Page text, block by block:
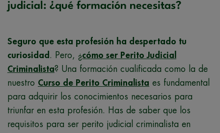
judicial: ¿qué formación necesitas?
Seguro que esta profesión ha despertado tu
curiosidad . Pero, ¿cómo ser Perito Judicial
Criminalista? Una formación cualificada como la de
nuestro Curso de Perito Criminalista es fundamental
para adquirir los conocimientos necesarios para
triunfar en esta profesión. Has de saber que los
requisitos para ser perito judicial criminalista en